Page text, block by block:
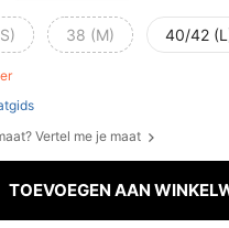
38 (M) 40/42
Vertel me je maat
TOEVOEGEN AAN